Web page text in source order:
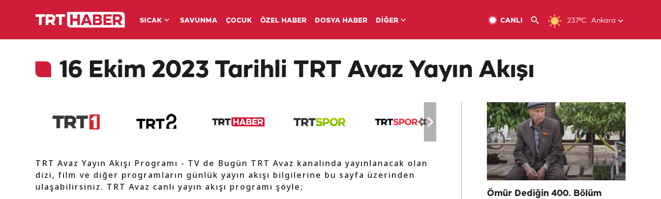
SICAK SAVUNMA ÇOCUK ÖZEL HABER DOSYA HABER DİĞER 23.7ºC Ankara
CANLI
16 Ekim 2023 Tarihli TRT Avaz Yayın Akışı
TRT Avaz Yayın Akışı Programı - TV de Bugün TRT Avaz kanalında yayınlanacak olan
dizi, film ve diğer programların günlük yayın akışı bilgilerine bu sayfa üzerinden
ulaşabilirsiniz. TRT Avaz canlı yayın akışı programı şöyle;
Ömür Dediğin 400. Bölüm